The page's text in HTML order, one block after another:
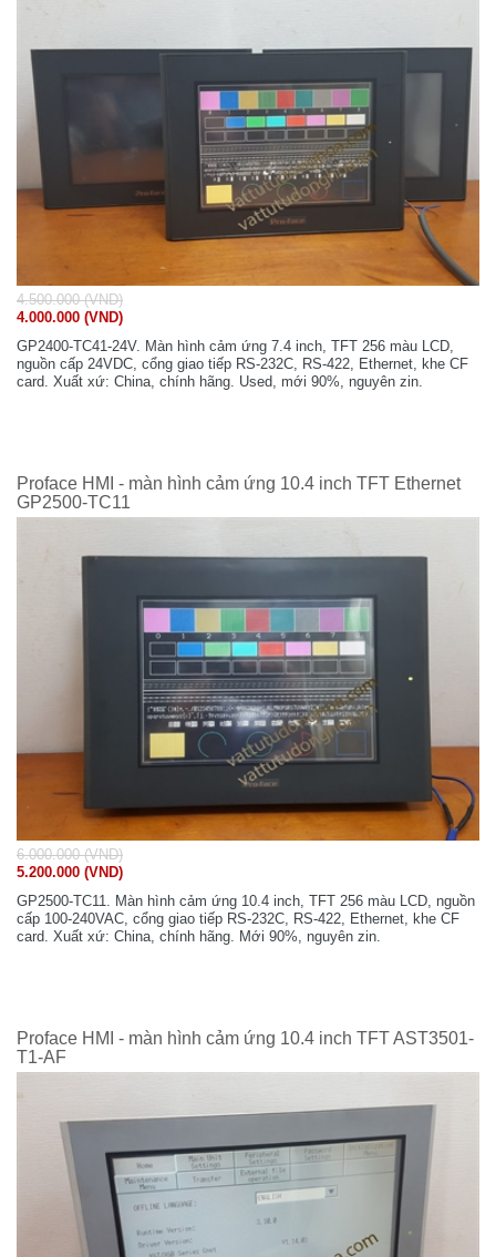
4.500.000 (VND)
4.000.000 (VND)
GP2400-TC41-24V. Màn hình cảm ứng 7.4 inch, TFT 256 màu LCD,
nguồn cấp 24VDC, cổng giao tiếp RS-232C, RS-422, Ethernet, khe CF
card. Xuất xứ: China, chính hãng. Used, mới 90%, nguyên zin.
Proface HMI - màn hình cảm ứng 10.4 inch TFT Ethernet
GP2500-TC11
6.000.000 (VND)
5.200.000 (VND)
GP2500-TC11. Màn hình cảm ứng 10.4 inch, TFT 256 màu LCD, nguồn
cấp 100-240VAC, cổng giao tiếp RS-232C, RS-422, Ethernet, khe CF
card. Xuất xứ: China, chính hãng. Mới 90%, nguyên zin.
Proface HMI - màn hình cảm ứng 10.4 inch TFT AST3501-
T1-AF